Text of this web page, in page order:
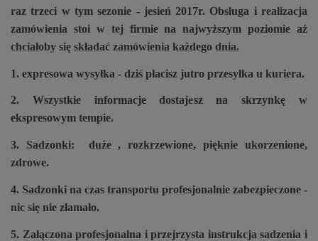
raz trzeci w tym sezonie - jesień 2017r. Obsługa i realizacja
zamówienia stoi w tej firmie na najwyższym poziomie aż
chciałoby się składać zamówienia każdego dnia.
1. expresowa wysyłka - dziś płacisz jutro przesyłka u kuriera.
2. Wszystkie informacje dostajesz na skrzynkę w
ekspresowym tempie.
3. Sadzonki: duże , rozkrzewione, pięknie ukorzenione,
zdrowe.
4. Sadzonki na czas transportu profesjonalnie zabezpieczone -
nic się nie złamało.
5. Załączona profesjonalna i przejrzysta instrukcja sadzenia i